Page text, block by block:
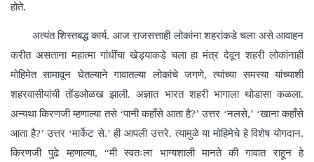
होते.
अत्यंत शिस्तबद्ध कार्य. आज राजसत्ताही लोकांना शहरांकडे चला असे आवाहन
करीत असताना महात्मा गांधींचा खेड्याकडे चला हा मंत्र देवून शहरी लोकांनाही
मोहिमेत सामावून घेतल्याने गावातल्या लोकांचे जगणे, त्यांच्या समस्या यांच्याशी
शहरवासीयांची तोंडओळख झाली. अज्ञात भारत शहरी भागाला थोडासा कळला.
अन्यथा किरणजी म्हणाल्या तसे ‘पानी कहाँसे आता है?’ उत्तर ‘नलसे,’ ‘खाना कहाँसे
आता है?’ उत्तर ‘मार्केट से.’ ही आपली उत्तरे. त्यामुळे या मोहिमेचे हे विशेष योगदान.
किरणजी पुढे म्हणाल्या, “मी स्वतःला भाग्यशाली मानते की गावात राहून हे